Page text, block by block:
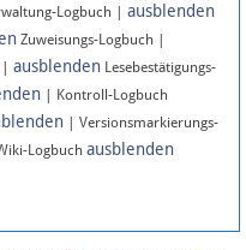
Logbuch | ausblenden
Zuweisungs-Logbuch |
ausblenden Lesebestätigungs-
| Kontroll-Logbuch
| Versionsmarkierungs-
Logbuch ausblenden